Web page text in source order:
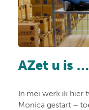
AZet u is
In mei werk ik hier
Monica gestart –